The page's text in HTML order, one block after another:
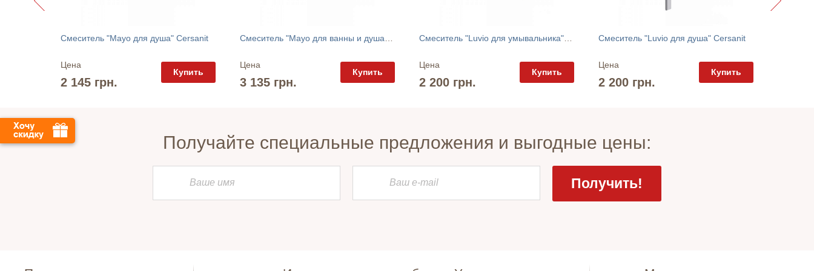
Смеситель "Mayo для душа" Cersanit
Цена
2 145 грн.
Купить
Цена
3 135 грн.
Купить
Цена
2 200 грн.
Купить
Смеситель "Luvio для душа" Cersanit
Цена
2 200 грн.
Купить
Получайте специальные предложения и выгодные цены: